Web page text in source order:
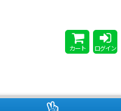
カート ログイン